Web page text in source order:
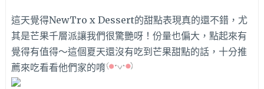
這天覺得NewTro x Dessert的甜點表現真的還不錯，尤
其是芒果千層派讓我們很驚艷呀！份量也偏大，點起來有
覺得有值得～這個夏天還沒有吃到芒果甜點的話，十分推
薦來吃看看他們家的唷